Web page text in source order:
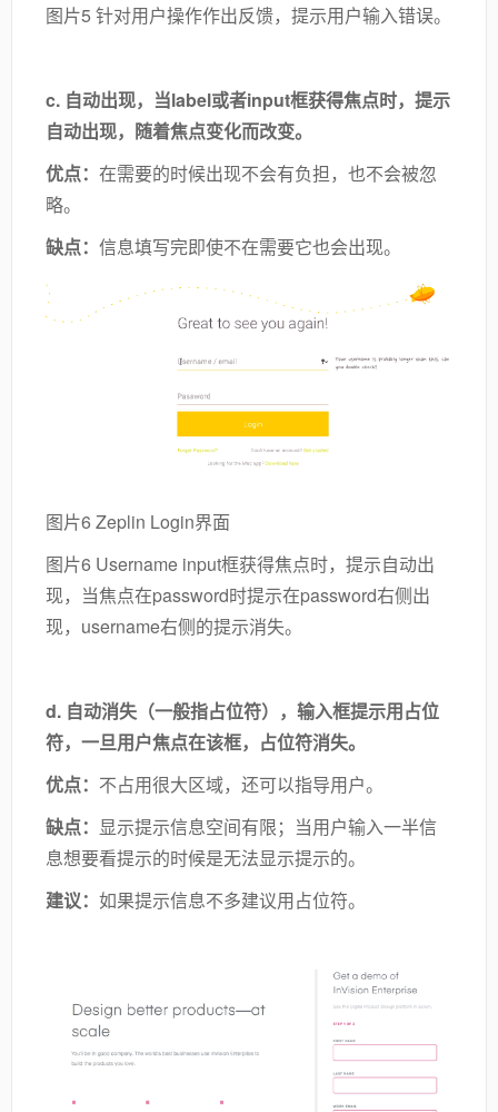
图片5 针对用户操作作出反馈，提示用户输入错误。
c. 自动出现， 当label或者input框获得焦点时，提示
自动出现，随着焦点变化而改变。
优点： 在需要的时候出现不会有负担，也不会被忽
略。
缺点： 信息填写完即使不在需要它也会出现。
图片6 Zeplin Login界面
图片6 Username input框获得焦点时，提示自动出
现，当焦点在password时提示在password右侧出
现，username右侧的提示消失。
d. 自动消失（一般指占位符），输入框提示用占位
符，一旦用户焦点在该框， 占位符消失。
优点： 不占用很大区域，还可以指导用户。
缺点： 显示提示信息空间有限；当用户输入一半信
息想要看提示的时候是无法显示提示的。
建议： 如果提示信息不多建议用占位符。